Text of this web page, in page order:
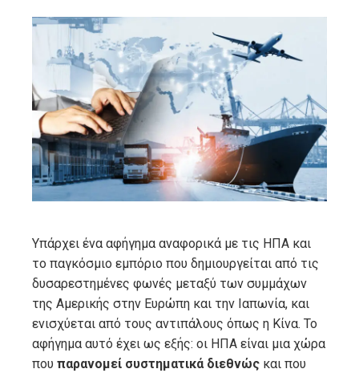
Υπάρχει ένα αφήγημα αναφορικά με τις ΗΠΑ και
το παγκόσμιο εμπόριο που δημιουργείται από τις
δυσαρεστημένες φωνές μεταξύ των συμμάχων
της Αμερικής στην Ευρώπη και την Ιαπωνία, και
ενισχύεται από τους αντιπάλους όπως η Κίνα. Το
αφήγημα αυτό έχει ως εξής: οι ΗΠΑ είναι μια χώρα
που παρανομεί συστηματικά διεθνώς και που